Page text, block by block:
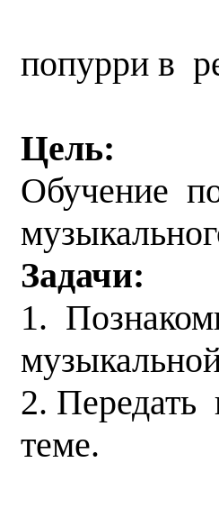
попурри в
Цель:
Обучение
Задачи:
1.
2.
теме.